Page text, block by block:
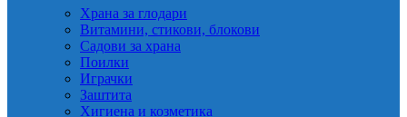
Храна за глодари
Витамини, стикови, блокови
Садови за храна
Поилки
Играчки
Заштита
Хигиена и козметика